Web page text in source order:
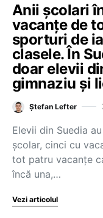
Anii școlari
vacanțe de
sporturi de
clasele. În
doar elevii
gimnaziu și
Ștefan Lefter
Elevii din Suedia
școlar, cinci cu
tot patru vacanțe
încă una,…
Vezi articolul